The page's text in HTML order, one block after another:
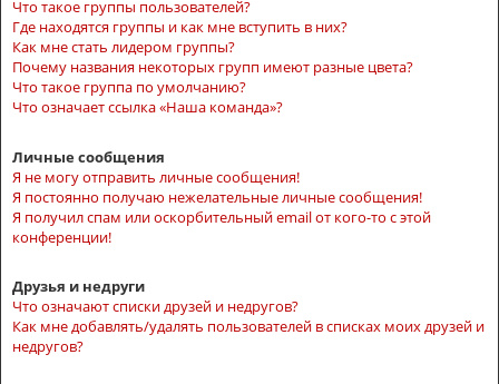
Что такое группы пользователей?
Где находятся группы и как мне вступить в них?
Как мне стать лидером группы?
Почему названия некоторых групп имеют разные цвета?
Что такое группа по умолчанию?
Что означает ссылка «Наша команда»?
Личные сообщения
Я не могу отправить личные сообщения!
Я постоянно получаю нежелательные личные сообщения!
Я получил спам или оскорбительный email от кого-то с этой
конференции!
Друзья и недруги
Что означают списки друзей и недругов?
Как мне добавлять/удалять пользователей в списках моих друзей и
недругов?